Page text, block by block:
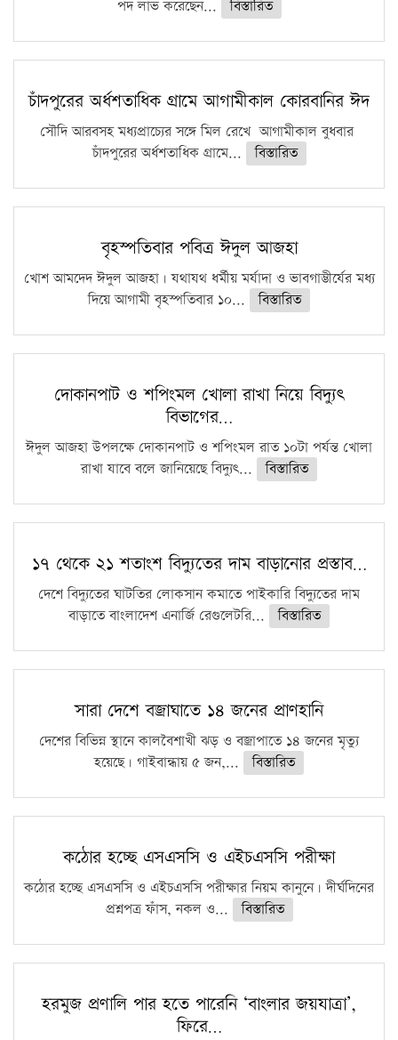
পদ লাভ করেছেন...
বিস্তারিত
চাঁদপুরের অর্ধশতাধিক গ্রামে আগামীকাল কোরবানির ঈদ
সৌদি আরবসহ মধ্যপ্রাচ্যের সঙ্গে মিল রেখে আগামীকাল বুধবার
চাঁদপুরের অর্ধশতাধিক গ্রামে...
বিস্তারিত
বৃহস্পতিবার পবিত্র ঈদুল আজহা
খোশ আমদেদ ঈদুল আজহা। যথাযথ ধর্মীয় মর্যাদা ও ভাবগাম্ভীর্যের মধ্য
দিয়ে আগামী বৃহস্পতিবার ১০...
বিস্তারিত
দোকানপাট ও শপিংমল খোলা রাখা নিয়ে বিদ্যুৎ
বিভাগের…
ঈদুল আজহা উপলক্ষে দোকানপাট ও শপিংমল রাত ১০টা পর্যন্ত খোলা
রাখা যাবে বলে জানিয়েছে বিদ্যুৎ...
বিস্তারিত
১৭ থেকে ২১ শতাংশ বিদ্যুতের দাম বাড়ানোর প্রস্তাব…
দেশে বিদ্যুতের ঘাটতির লোকসান কমাতে পাইকারি বিদ্যুতের দাম
বাড়াতে বাংলাদেশ এনার্জি রেগুলেটরি...
বিস্তারিত
সারা দেশে বজ্রাঘাতে ১৪ জনের প্রাণহানি
দেশের বিভিন্ন স্থানে কালবৈশাখী ঝড় ও বজ্রাপাতে ১৪ জনের মৃত্যু
হয়েছে। গাইবান্ধায় ৫ জন,...
বিস্তারিত
কঠোর হচ্ছে এসএসসি ও এইচএসসি পরীক্ষা
কঠোর হচ্ছে এসএসসি ও এইচএসসি পরীক্ষার নিয়ম কানুনে। দীর্ঘদিনের
প্রশ্নপত্র ফাঁস, নকল ও...
বিস্তারিত
হরমুজ প্রণালি পার হতে পারেনি ‘বাংলার জয়যাত্রা’,
ফিরে…